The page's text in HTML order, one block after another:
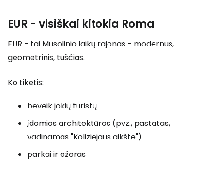
EUR - visiškai kitokia Roma
EUR - tai Musolinio laikų rajonas - modernus,
geometrinis, tuščias.
Ko tikėtis:
beveik jokių turistų
įdomios architektūros (pvz., pastatas,
vadinamas "Koliziejaus aikšte")
parkai ir ežeras